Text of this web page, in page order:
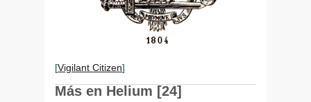
[Vigilant Citizen]
Más en Helium [24]